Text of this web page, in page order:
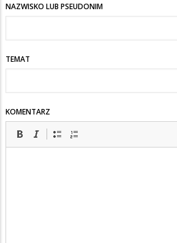
NAZWISKO LUB PSEUDONIM
TEMAT
KOMENTARZ